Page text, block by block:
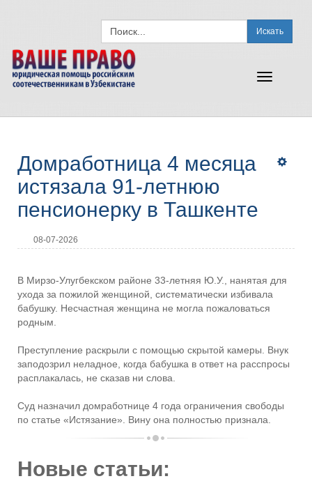
Искать
Toggle
Домработница 4 месяца
истязала 91-летнюю
пенсионерку в Ташкенте
08-07-2026
В Мирзо-Улугбекском районе 33-летняя Ю.У., нанятая для
ухода за пожилой женщиной, систематически избивала
бабушку. Несчастная женщина не могла пожаловаться
родным.
Преступление раскрыли с помощью скрытой камеры. Внук
заподозрил неладное, когда бабушка в ответ на расспросы
расплакалась, не сказав ни слова.
Суд назначил домработнице 4 года ограничения свободы
по статье «Истязание». Вину она полностью признала.
Новые статьи: